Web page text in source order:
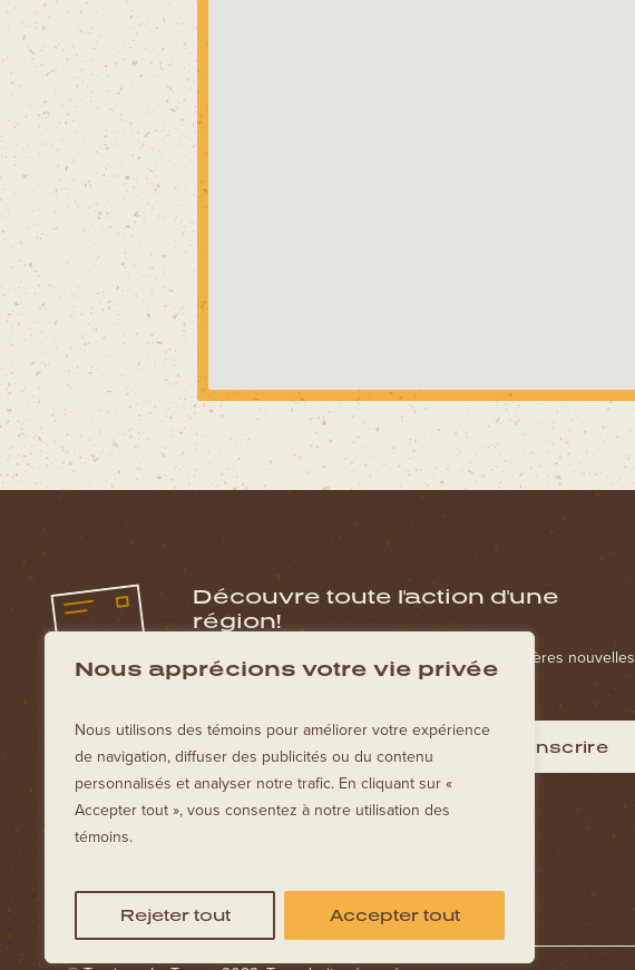
Nous apprécions votre vie privée
Nous utilisons des témoins pour améliorer votre expérience
de navigation, diffuser des publicités ou du contenu
personnalisés et analyser notre trafic. En cliquant sur «
Accepter tout », vous consentez à notre utilisation des
témoins.
Rejeter tout Accepter tout
Découvre toute l'action d'une
région!
Inscris toi à notre infolettre pour obtenir les dernières nouvelles
de La Tuque!
M’inscrire